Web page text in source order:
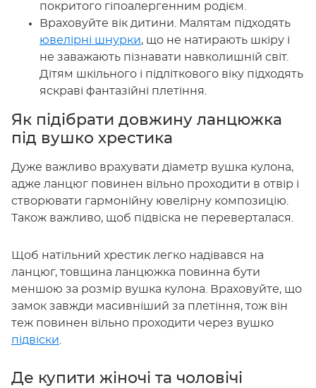
покритого гіпоалергенним родієм.
Враховуйте вік дитини. Малятам підходять
ювелірні шнурки, що не натирають шкіру і
не заважають пізнавати навколишній світ.
Дітям шкільного і підліткового віку підходять
яскраві фантазійні плетіння.
Як підібрати довжину ланцюжка
під вушко хрестика
Дуже важливо врахувати діаметр вушка кулона,
адже ланцюг повинен вільно проходити в отвір і
створювати гармонійну ювелірну композицію.
Також важливо, щоб підвіска не переверталася.
Щоб натільний хрестик легко надівався на
ланцюг, товщина ланцюжка повинна бути
меншою за розмір вушка кулона. Враховуйте, що
замок завжди масивніший за плетіння, тож він
теж повинен вільно проходити через вушко
підвіски
Де купити жіночі та чоловічі